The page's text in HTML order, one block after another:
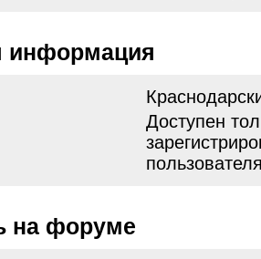
информация
Доступен
на форуме